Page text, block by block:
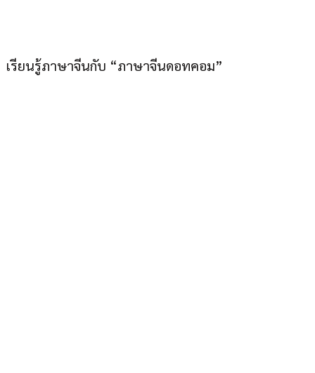
เรียนรู้ภาษาจีนกับ “ภาษาจีนดอทคอม”